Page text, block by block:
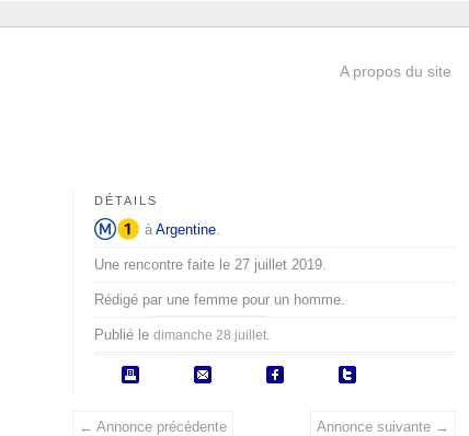
A propos du site
DÉTAILS
à Argentine.
Une rencontre faite le 27 juillet 2019.
Rédigé par une femme pour un homme.
Publié le dimanche 28 juillet.
← Annonce précédente Annonce suivante →